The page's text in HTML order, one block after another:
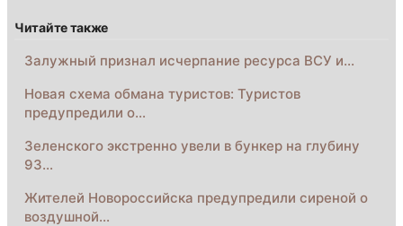
Читайте также
Залужный признал исчерпание ресурса ВСУ и…
Новая схема обмана туристов: Туристов
предупредили о…
Зеленского экстренно увели в бункер на глубину
93…
Жителей Новороссийска предупредили сиреной о
воздушной…